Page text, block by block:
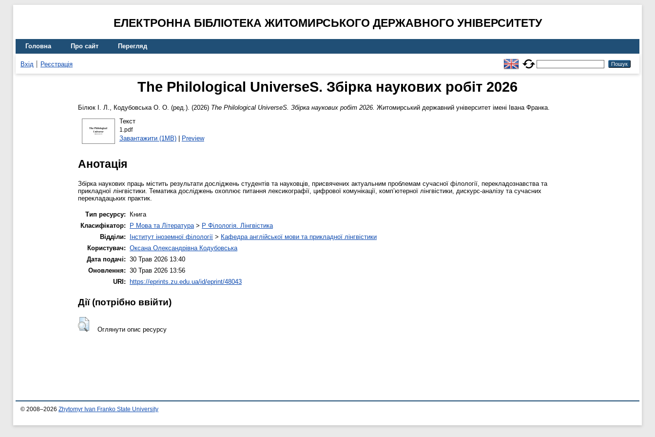
ЕЛЕКТРОННА БІБЛІОТЕКА ЖИТОМИРСЬКОГО ДЕРЖАВНОГО УНІВЕРСИТЕТУ
Головна Про сайт Перегляд
Вхід Реєстрація
The Philological UniverseS. Збірка наукових робіт 2026
Білюк І. Л., Кодубовська О. О. (ред.). (2026) The Philological UniverseS. Збірка наукових робіт 2026. Житомирський державний університет імені Івана Франка.
Текст
1.pdf
Завантажити (1MB)| Preview
Анотація
Збірка наукових праць містить результати досліджень студентів та науковців, присвячених актуальним проблемам сучасної філології, перекладознавства та
прикладної лінгвістики. Тематика досліджень охоплює питання лексикографії, цифрової комунікації, комп’ютерної лінгвістики, дискурс-аналізу та сучасних
перекладацьких практик.
Тип ресурсу:
Книга
Класифікатор:
P Мова та Література > P Філологія. Лінгвістика
Відділи:
Інститут іноземної філології > Кафедра англійської мови та прикладної лінгвістики
Користувач: Оксана Олександрівна Кодубовська
Дата подачі: 30 Трав 2026 13:40
Оновлення: 30 Трав 2026 13:56
URI: https://eprints.zu.edu.ua/id/eprint/48043
Дії ​​(потрібно ввійти)
Оглянути опис ресурсу
© 2008–2026 Zhytomyr Ivan Franko State University